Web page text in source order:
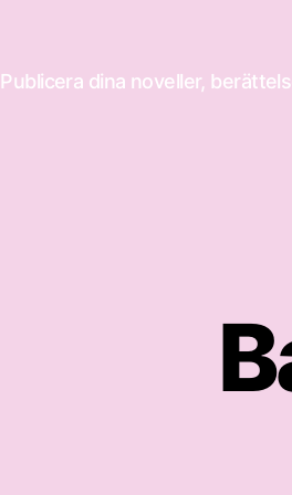
Publicera dina noveller,